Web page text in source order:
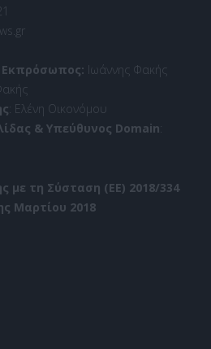
Εκπρόσωπος: Ιωάννης Φακής
: Ελένη Οικονόμου
& Υπεύθυνος Domain:
τη Σύσταση (ΕΕ) 2018/334
Μαρτίου 2018